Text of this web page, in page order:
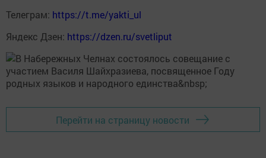
Телеграм: https://t.me/yakti_ul
Яндекс Дзен: https://dzen.ru/svetliput
Перейти на страницу новости